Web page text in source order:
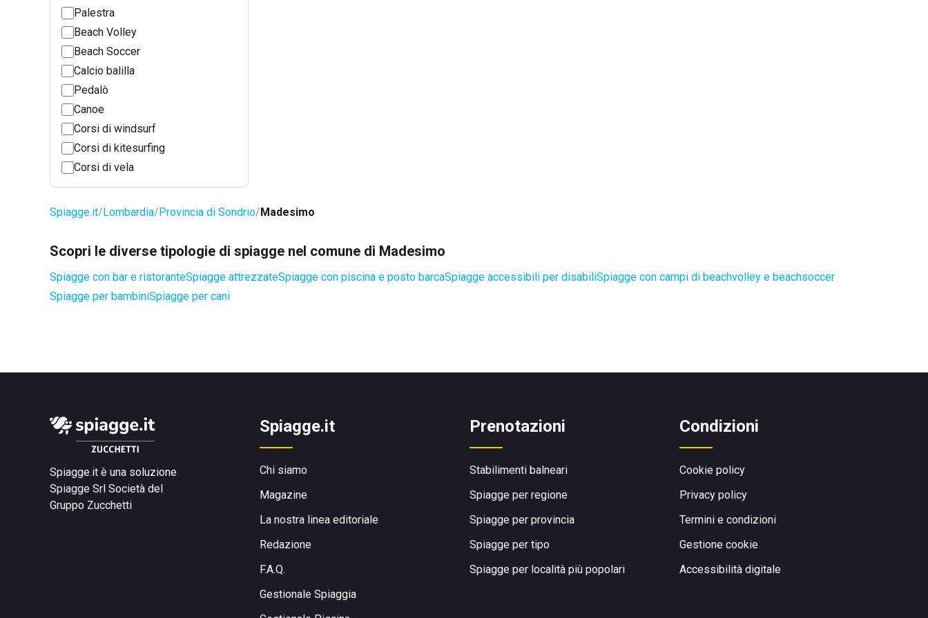
Palestra
Beach Volley
Beach Soccer
Calcio balilla
Pedalò
Canoe
Corsi di windsurf
Corsi di kitesurfing
Corsi di vela
Spiagge.it Lombardia Provincia di Sondrio Madesimo
Scopri le diverse tipologie di spiagge nel comune di Madesimo
Spiagge con bar e ristoranteSpiagge attrezzateSpiagge con piscina e posto barcaSpiagge accessibili per disabiliSpiagge con campi di beachvolley e beachsoccer
Spiagge per bambiniSpiagge per cani
Spiagge.it è una soluzione
Spiagge Srl Società del
Gruppo Zucchetti
Spiagge.it
Chi siamo
Magazine
La nostra linea editoriale
Redazione
F.A.Q.
Gestionale Spiaggia
Prenotazioni
Stabilimenti balneari
Spiagge per regione
Spiagge per provincia
Spiagge per tipo
Spiagge per località più popolari
Condizioni
Cookie policy
Privacy policy
Termini e condizioni
Gestione cookie
Accessibilità digitale